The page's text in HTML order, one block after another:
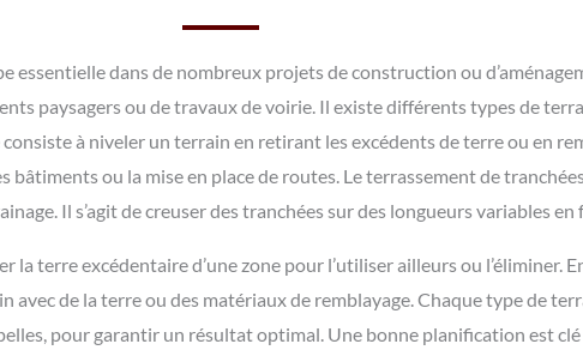
essentielle dans de nombreux projets de construction ou
paysagers ou de travaux de voirie. Il existe différents types de
à niveler un terrain en retirant les excédents de terre ou en
ou la mise en place de routes. Le terrassement de
Il s’agit de creuser des tranchées sur des longueurs variables
la terre excédentaire d’une zone pour l’utiliser ailleurs ou l’éliminer.
avec de la terre ou des matériaux de remblayage. Chaque type de
pour garantir un résultat optimal. Une bonne planification est